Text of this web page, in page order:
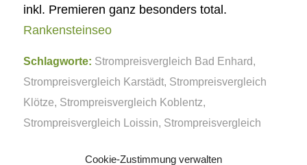
Cookie-Zustimmung verwalten
inkl. Premieren ganz besonders total.
Rankensteinseo
Schlagworte: Strompreisvergleich Bad Enhard,
Strompreisvergleich Karstädt, Strompreisvergleich
Klötze, Strompreisvergleich Koblentz,
Strompreisvergleich Loissin, Strompreisvergleich